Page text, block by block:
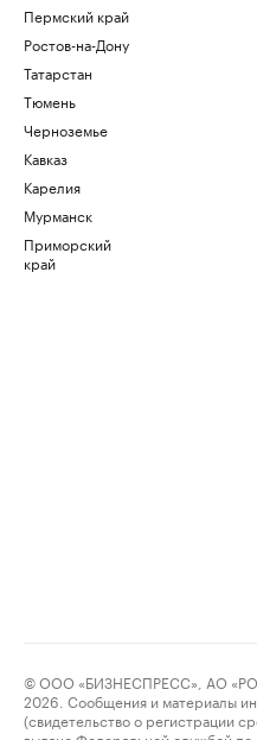
Пермский край
Ростов-на-Дону
Татарстан
Тюмень
Черноземье
Кавказ
Карелия
Мурманск
Приморский
край
© ООО «БИЗНЕСПРЕСС», АО
2026. Сообщения и материалы
(свидетельство о регистрации